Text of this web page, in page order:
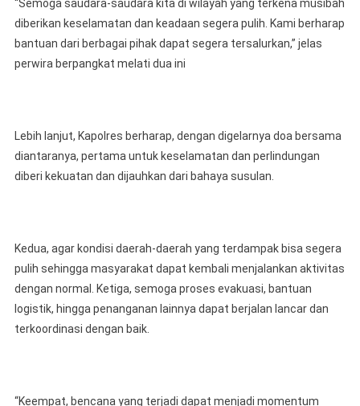
“Semoga saudara-saudara kita di wilayah yang terkena musibah
diberikan keselamatan dan keadaan segera pulih. Kami berharap
bantuan dari berbagai pihak dapat segera tersalurkan,” jelas
perwira berpangkat melati dua ini
Lebih lanjut, Kapolres berharap, dengan digelarnya doa bersama
diantaranya, pertama untuk keselamatan dan perlindungan
diberi kekuatan dan dijauhkan dari bahaya susulan.
Kedua, agar kondisi daerah-daerah yang terdampak bisa segera
pulih sehingga masyarakat dapat kembali menjalankan aktivitas
dengan normal. Ketiga, semoga proses evakuasi, bantuan
logistik, hingga penanganan lainnya dapat berjalan lancar dan
terkoordinasi dengan baik.
“Keempat, bencana yang terjadi dapat menjadi momentum